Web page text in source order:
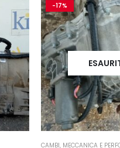
-17%
CAMBI, MECCANICA E